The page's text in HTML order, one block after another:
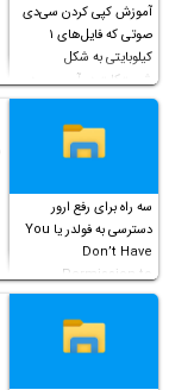
آموزش کپی کردن سی‌دی
صوتی که فایل‌های ۱
کیلوبایتی به شکل
شورت‌کات در آن موجود
است!
سه راه برای رفع ارور
دسترسی به فولدر یا You
Don’t Have
Permission to
Access this folder